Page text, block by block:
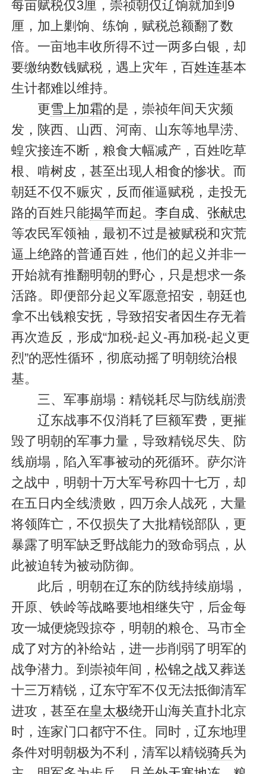
每亩赋税仅3厘，崇祯朝仅辽饷就加到9
厘，加上剿饷、练饷，赋税总额翻了数
倍。一亩地丰收所得不过一两多白银，却
要缴纳数钱赋税，遇上灾年，百姓连基本
生计都难以维持。
更雪上加霜的是，崇祯年间天灾频
发，陕西、山西、河南、山东等地旱涝、
蝗灾接连不断，粮食大幅减产，百姓吃草
根、啃树皮，甚至出现人相食的惨状。而
朝廷不仅不赈灾，反而催逼赋税，走投无
路的百姓只能揭竿而起。 李自成、 张献忠
等农民军领袖，最初不过是被赋税和灾荒
逼上绝路的普通百姓，他们的起义并非一
开始就有推翻明朝的野心，只是想求一条
活路。即便部分起义军愿意招安，朝廷也
拿不出钱粮安抚，导致招安者因生存无着
再次造反，形成“加税-起义-再加税-起义更
烈”的恶性循环，彻底动摇了明朝统治根
基。
三、军事崩塌：精锐耗尽与防线崩溃
辽东战事不仅消耗了巨额军费，更摧
毁了明朝的军事力量，导致精锐尽失、防
线崩塌，陷入军事被动的死循环。萨尔浒
之战中，明朝十万大军号称四十七万，却
在五日内全线溃败，四万余人战死，大量
将领阵亡，不仅损失了大批精锐部队，更
暴露了明军缺乏野战能力的致命弱点，从
此被迫转为被动防御。
此后，明朝在辽东的防线持续崩塌，
开原、铁岭等战略要地相继失守，后金每
攻一城便烧毁掠夺，明朝的粮仓、马市全
成了对方的补给站，进一步削弱了明军的
战争潜力。到崇祯年间， 松锦之战又葬送
十三万精锐，辽东守军不仅无法抵御清军
进攻，甚至在皇太极绕开山海关直扑北京
时，连家门口都守不住。同时，辽东地理
条件对明朝极为不利，清军以精锐骑兵为